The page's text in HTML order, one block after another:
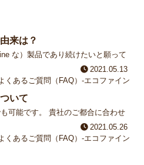
来は？
な）製品であり続けたいと願って
2021.05.13
くあるご質問（FAQ）-エコファイン
いて
可能です。 貴社のご都合に合わせ
2021.05.26
くあるご質問（FAQ）-エコファイン